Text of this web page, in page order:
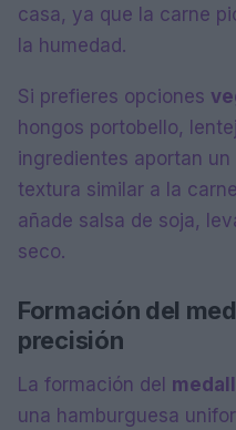
casa, ya que la carne
la humedad.
Si prefieres opciones
hongos portobello,
ingredientes aportan
textura similar a la
añade salsa de soja,
seco.
Formación del
precisión
La formación del
una hamburguesa